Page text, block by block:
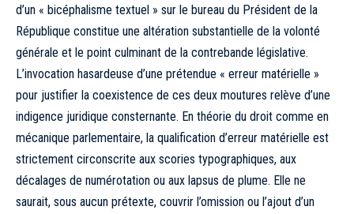
d’un « bicéphalisme textuel » sur le bureau du Président de la
République constitue une altération substantielle de la volonté
générale et le point culminant de la contrebande législative.
L’invocation hasardeuse d’une prétendue « erreur matérielle »
pour justifier la coexistence de ces deux moutures relève d’une
indigence juridique consternante. En théorie du droit comme en
mécanique parlementaire, la qualification d’erreur matérielle est
strictement circonscrite aux scories typographiques, aux
décalages de numérotation ou aux lapsus de plume. Elle ne
saurait, sous aucun prétexte, couvrir l’omission ou l’ajout d’un